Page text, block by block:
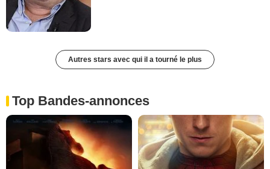
Autres stars avec qui il a tourné le plus
Top Bandes-annonces